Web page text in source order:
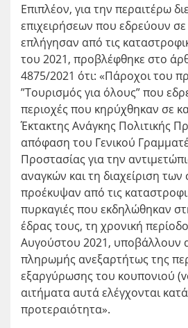
Επιπλέον, για την περαιτέρω
επιχειρήσεων που εδρεύουν
επλήγησαν από τις
του 2021, προβλέφθηκε στο
4875/2021 ότι: «Πάροχοι του
”Τουρισμός για όλους” που
περιοχές που κηρύχθηκαν σε
Έκτακτης Ανάγκης Πολιτικής
απόφαση του Γενικού
Προστασίας για την
αναγκών και τη διαχείριση
προέκυψαν από τις
πυρκαγιές που εκδηλώθηκαν
έδρας τους, τη χρονική
Αυγούστου 2021, υποβάλλουν
πληρωμής ανεξαρτήτως της
εξαργύρωσης του κουπονιού
αιτήματα αυτά ελέγχονται κατά
προτεραιότητα».